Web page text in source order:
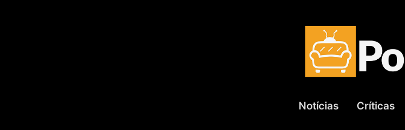
Notícias Críticas